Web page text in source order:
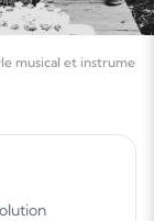
musical et instrument